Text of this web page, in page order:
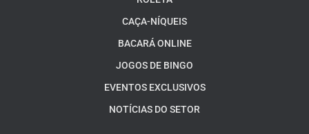
CAÇA-NÍQUEIS
BACARÁ ONLINE
JOGOS DE BINGO
EVENTOS EXCLUSIVOS
NOTÍCIAS DO SETOR